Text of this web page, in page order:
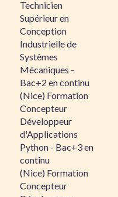
Technicien
Supérieur en
Conception
Industrielle de
Systèmes
Mécaniques -
Bac+2 en continu
(Nice) Formation
Concepteur
Développeur
d'Applications
Python - Bac+3 en
continu
(Nice) Formation
Concepteur